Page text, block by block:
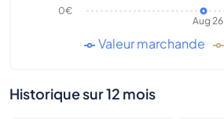
Aug 26
0€
Valeur marchande
Historique sur 12 mois